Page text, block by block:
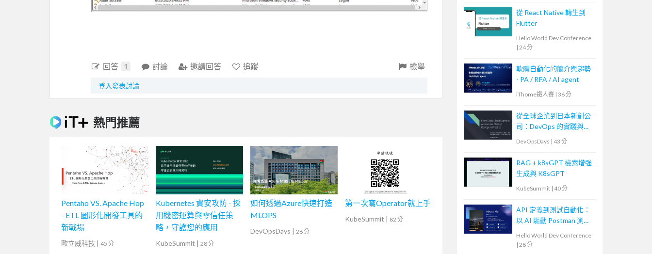
回答 1 討論 邀請回答 追蹤 檢舉
登入發表討論
熱門推薦
Pentaho VS. Apache Hop
- ETL 圖形化開發工具的
新戰場
歐立威科技 | 45 分
Kubernetes 資安攻防 - 採
用機密運算與零信任策
略，守護您的應用
KubeSummit | 28 分
如何透過Azure快速打造
MLOPS
DevOpsDays | 26 分
第一次寫Operator就上手
KubeSummit | 82 分
從 React Native 轉生到
Flutter
Hello World Dev Conference
| 24 分
軟體自動化的簡介與趨勢
- PA / RPA / AI agent
iThome鐵人賽 | 36 分
從全球企業到日本新創公
司：DevOps 的實踐與調
DevOpsDays | 43 分
RAG + k8sGPT 檢索增強
生成與 K8sGPT
KubeSummit | 40 分
API 定義到測試自動化：
以 AI 驅動 Postman 測試
Hello World Dev Conference
| 28 分